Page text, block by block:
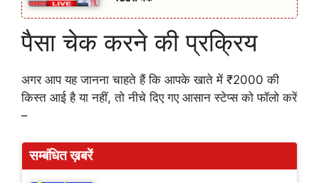
पैसा चेक करने की प्रक्रिय
अगर आप यह जानना चाहते हैं कि आपके खाते में ₹2000 की
किस्त आई है या नहीं, तो नीचे दिए गए आसान स्टेप्स को फॉलो करें
–
सम्बंधित ख़बरें